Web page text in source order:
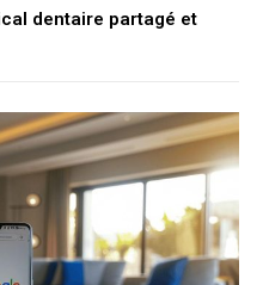
dentaire partagé et